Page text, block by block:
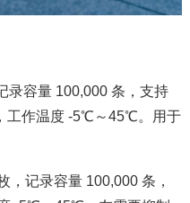
录容量 100,000 条，支持
工作温度 -5℃～45℃。用于
记录容量 100,000 条，